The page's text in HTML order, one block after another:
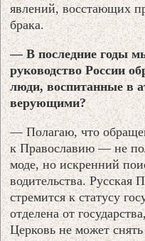
явлений, восстающих
брака.
— В последние годы
руководство России
люди, воспитанные в
верующими?
— Полагаю, что
к Православию — не
моде, но искренний
водительства. Русская
стремится к статусу
отделена от
Церковь не может снять